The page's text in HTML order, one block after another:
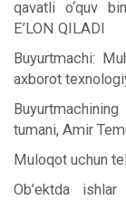
qavatli o‘quv
E’LON QILADI
Buyurtmachi:
axborot
tumani, Amir
Muloqot uchun
Ob’ektda